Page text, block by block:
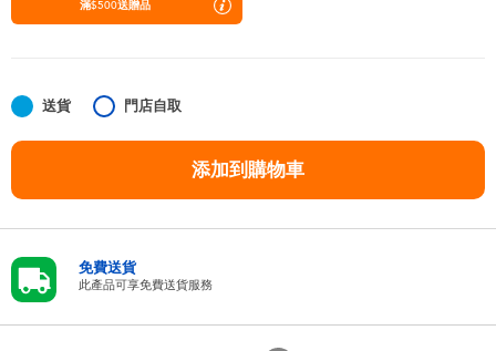
嬰兒及學前玩具
盲盒
人氣角色
生活精品
滿$500送贈品
送貨 門店自取
添加到購物車
免費送貨
此產品可享免費送貨服務